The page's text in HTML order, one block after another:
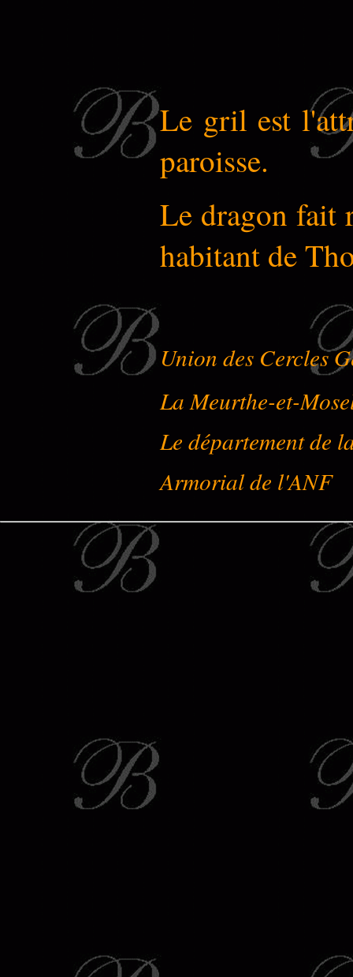
Le gril est
paroisse.
Le dragon fait
habitant de
Union des Cercles
La Meurthe-et-
Le département de
Armorial de l'ANF